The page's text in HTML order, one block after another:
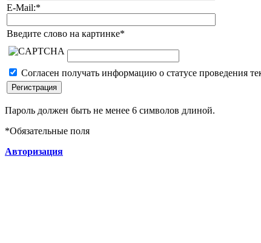
E-Mail:*
Введите слово на картинке*
Согласен получать информацию о статусе проведения
Пароль должен быть не менее 6 символов длиной.
*Обязательные поля
Авторизация